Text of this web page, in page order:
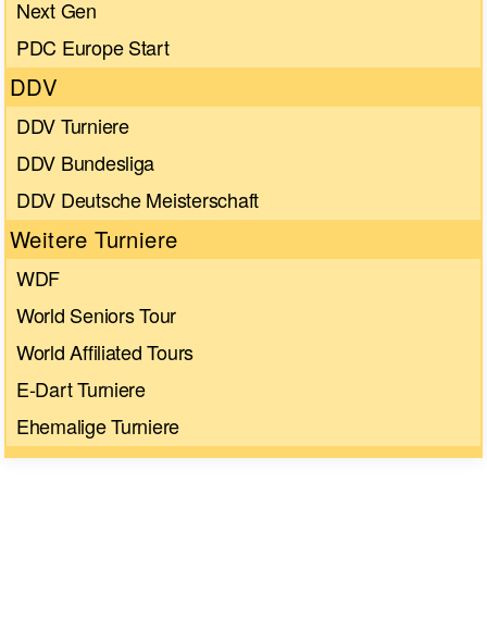
Next Gen
PDC Europe Start
DDV
DDV Turniere
DDV Bundesliga
DDV Deutsche Meisterschaft
Weitere Turniere
WDF
World Seniors Tour
World Affiliated Tours
E-Dart Turniere
Ehemalige Turniere